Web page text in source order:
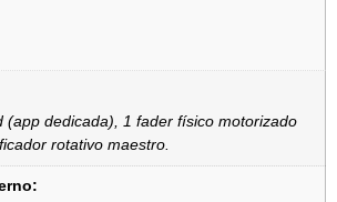
(app dedicada), 1 fader físico motorizado
rotativo maestro.